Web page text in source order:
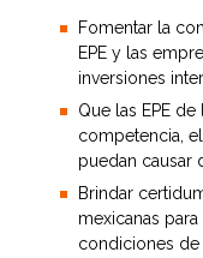
Fomentar la
EPE y las
inversiones
Que las EPE
competencia,
puedan causar
Brindar
mexicanas
condiciones